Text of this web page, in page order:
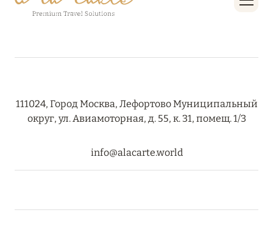
Подробнее
27 сентября 2024
ЭКСКЛЮЗИВНО»
И ULTIMA COURCHEVEL
111024, Город Москва, Лефортово Муниципальный
округ, ул. Авиамоторная, д. 55, к. 31, помещ. 1/3
info@alacarte.world